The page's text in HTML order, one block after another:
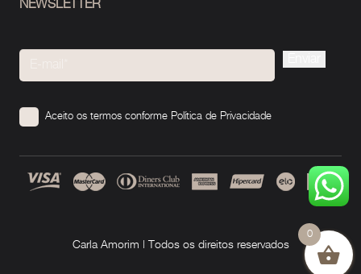
NEWSLETTER
Aceito os termos conforme Política de Privacidade
Carla Amorim | Todos os direitos reservados
0